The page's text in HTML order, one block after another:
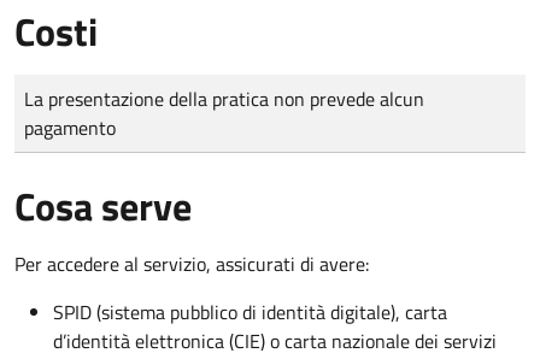
Costi
Tipo di pagamento
Importo
La presentazione della pratica non prevede alcun
pagamento
Cosa serve
Per accedere al servizio, assicurati di avere:
SPID (sistema pubblico di identità digitale), carta
d’identità elettronica (CIE) o carta nazionale dei servizi